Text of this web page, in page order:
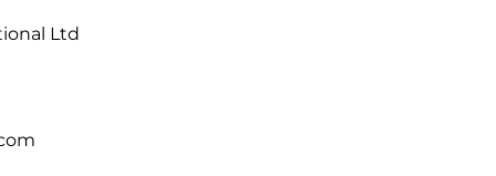
Mit dem intuitiven und flexiblen Fenstersystem
und verwaltet wie nie zuvor.
ist das persönliche Intelligenz System. Es hilft
und Dinge einfacher zu erledigen – mit
jedem Schritt.
Das fortschrittlichste Display der Welt mit extremer
Ltd